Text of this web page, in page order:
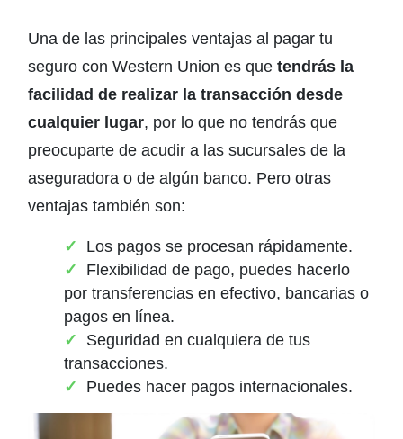
Una de las principales ventajas al pagar tu
seguro con Western Union es que tendrás la
facilidad de realizar la transacción desde
cualquier lugar, por lo que no tendrás que
preocuparte de acudir a las sucursales de la
aseguradora o de algún banco. Pero otras
ventajas también son:
Los pagos se procesan rápidamente.
Flexibilidad de pago, puedes hacerlo
por transferencias en efectivo, bancarias o
pagos en línea.
Seguridad en cualquiera de tus
transacciones.
Puedes hacer pagos internacionales.